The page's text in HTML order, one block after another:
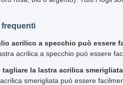
frequenti
acrilico a specchio può essere
acrilica a specchio può essere
tagliare la lastra acrilica
smerigliata può essere